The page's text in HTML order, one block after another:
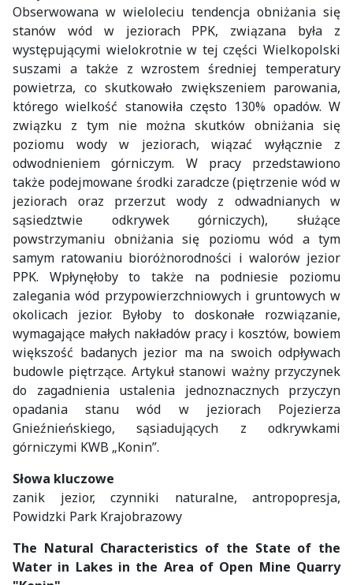
Obserwowana w wieloleciu tendencja obniżania się
stanów wód w jeziorach PPK, związana była z
występującymi wielokrotnie w tej części Wielkopolski
suszami a także z wzrostem średniej temperatury
powietrza, co skutkowało zwiększeniem parowania,
którego wielkość stanowiła często 130% opadów. W
związku z tym nie można skutków obniżania się
poziomu wody w jeziorach, wiązać wyłącznie z
odwodnieniem górniczym. W pracy przedstawiono
także podejmowane środki zaradcze (piętrzenie wód w
jeziorach oraz przerzut wody z odwadnianych w
sąsiedztwie odkrywek górniczych), służące
powstrzymaniu obniżania się poziomu wód a tym
samym ratowaniu bioróżnorodności i walorów jezior
PPK. Wpłynęłoby to także na podniesie poziomu
zalegania wód przypowierzchniowych i gruntowych w
okolicach jezior. Byłoby to doskonałe rozwiązanie,
wymagające małych nakładów pracy i kosztów, bowiem
większość badanych jezior ma na swoich odpływach
budowle piętrzące. Artykuł stanowi ważny przyczynek
do zagadnienia ustalenia jednoznacznych przyczyn
opadania stanu wód w jeziorach Pojezierza
Gnieźnieńskiego, sąsiadujących z odkrywkami
górniczymi KWB „Konin”.
Słowa kluczowe
zanik jezior, czynniki naturalne, antropopresja,
Powidzki Park Krajobrazowy
The Natural Characteristics of the State of the
Water in Lakes in the Area of Open Mine Quarry